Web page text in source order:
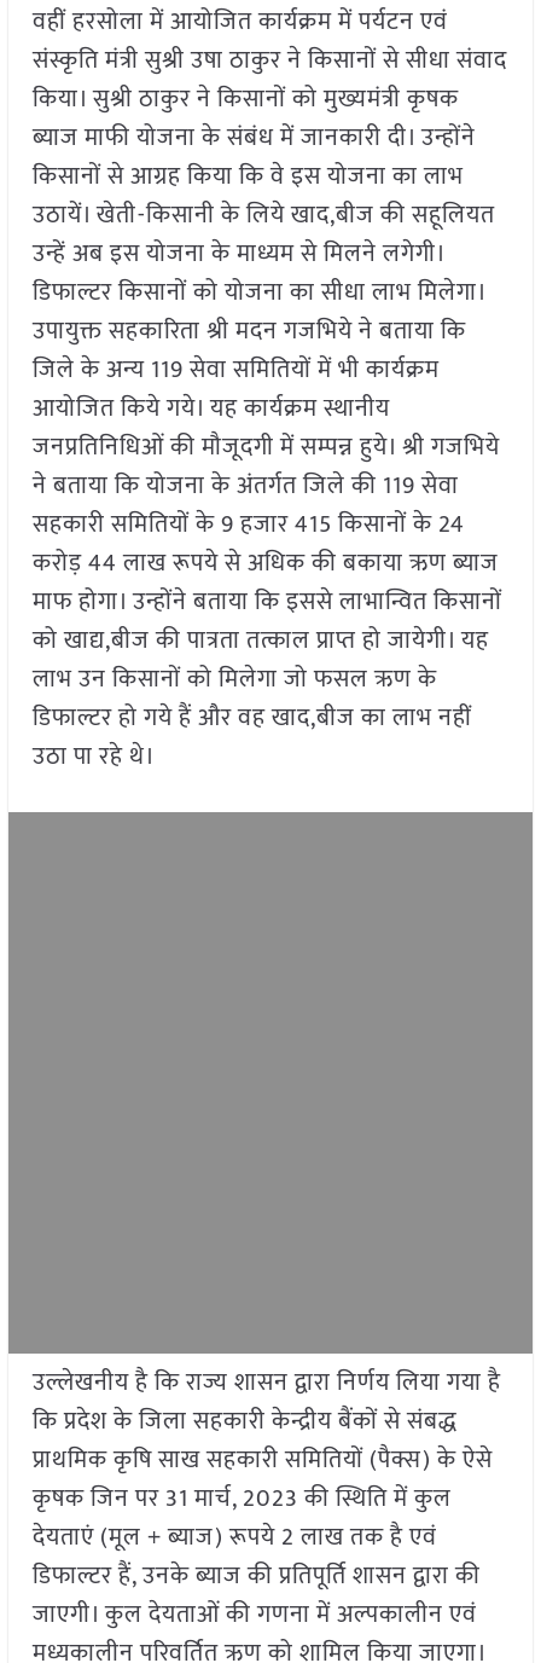
वहीं हरसोला में आयोजित कार्यक्रम में पर्यटन एवं
संस्कृति मंत्री सुश्री उषा ठाकुर ने किसानों से सीधा संवाद
किया। सुश्री ठाकुर ने किसानों को मुख्यमंत्री कृषक
ब्याज माफी योजना के संबंध में जानकारी दी। उन्होंने
किसानों से आग्रह किया कि वे इस योजना का लाभ
उठायें। खेती-किसानी के लिये खाद,बीज की सहूलियत
उन्हें अब इस योजना के माध्यम से मिलने लगेगी।
डिफाल्टर किसानों को योजना का सीधा लाभ मिलेगा।
उपायुक्त सहकारिता श्री मदन गजभिये ने बताया कि
जिले के अन्य 119 सेवा समितियों में भी कार्यक्रम
आयोजित किये गये। यह कार्यक्रम स्थानीय
जनप्रतिनिधिओं की मौजूदगी में सम्पन्न हुये। श्री गजभिये
ने बताया कि योजना के अंतर्गत जिले की 119 सेवा
सहकारी समितियों के 9 हजार 415 किसानों के 24
करोड़ 44 लाख रूपये से अधिक की बकाया ऋण ब्याज
माफ होगा। उन्होंने बताया कि इससे लाभान्वित किसानों
को खाद्य,बीज की पात्रता तत्काल प्राप्त हो जायेगी। यह
लाभ उन किसानों को मिलेगा जो फसल ऋण के
डिफाल्टर हो गये हैं और वह खाद,बीज का लाभ नहीं
उठा पा रहे थे।
उल्लेखनीय है कि राज्य शासन द्वारा निर्णय लिया गया है
कि प्रदेश के जिला सहकारी केन्द्रीय बैंकों से संबद्ध
प्राथमिक कृषि साख सहकारी समितियों (पैक्स) के ऐसे
कृषक जिन पर 31 मार्च, 2023 की स्थिति में कुल
देयताएं (मूल + ब्याज) रूपये 2 लाख तक है एवं
डिफाल्टर हैं, उनके ब्याज की प्रतिपूर्ति शासन द्वारा की
जाएगी। कुल देयताओं की गणना में अल्पकालीन एवं
मध्यकालीन परिवर्तित ऋण को शामिल किया जाएगा।